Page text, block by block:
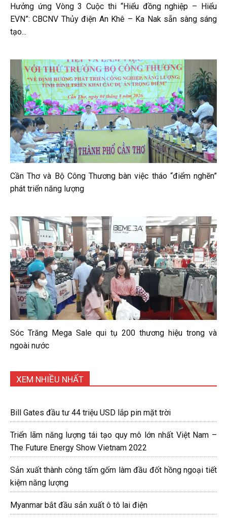
Hưởng ứng Vòng 3 Cuộc thi “Hiểu đồng nghiệp – Hiểu
EVN”: CBCNV Thủy điện An Khê – Ka Nak sẵn sàng sáng
tạo...
Cần Thơ và Bộ Công Thương bàn việc tháo “điểm nghẽn”
phát triển năng lượng
Sóc Trăng Mega Sale qui tụ 200 thương hiệu trong và
ngoài nước
XEM NHIỀU NHẤT
Bill Gates đầu tư 44 triệu USD lắp pin mặt trời
Triển lãm năng lượng tái tạo quy mô lớn nhất Việt Nam –
The Future Energy Show Vietnam 2022
Sản xuất thành công tấm gốm làm đầu đốt hồng ngoại tiết
kiệm năng lượng
Myanmar bắt đầu sản xuất ô tô lai điện